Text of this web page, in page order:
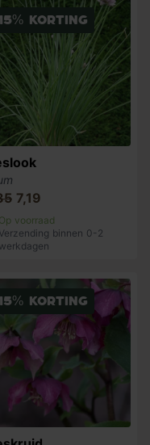
korting
7,19
Op voorraad
Verzending binnen 0-2
werkdagen
korting